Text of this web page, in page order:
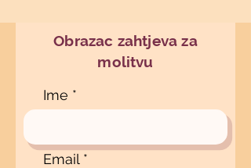
Obrazac zahtjeva za
molitvu
Ime
Email